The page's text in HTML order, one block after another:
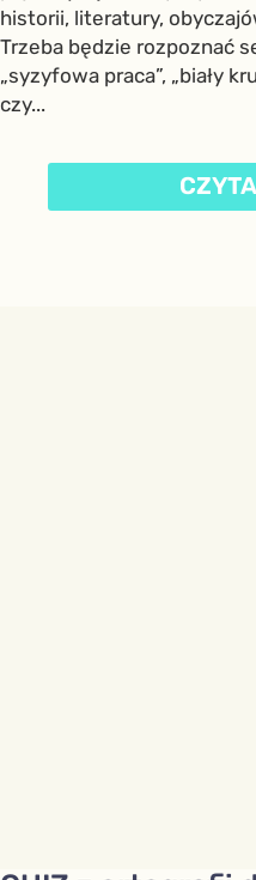
historii, literatury,
Trzeba będzie rozpoznać
„syzyfowa praca”, „biały
czy...